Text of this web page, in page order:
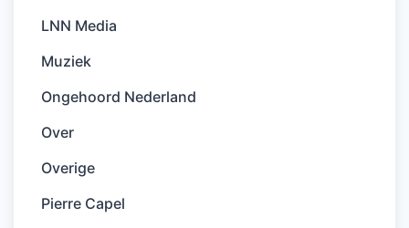
LNN Media
Muziek
Ongehoord Nederland
Over
Overige
Pierre Capel